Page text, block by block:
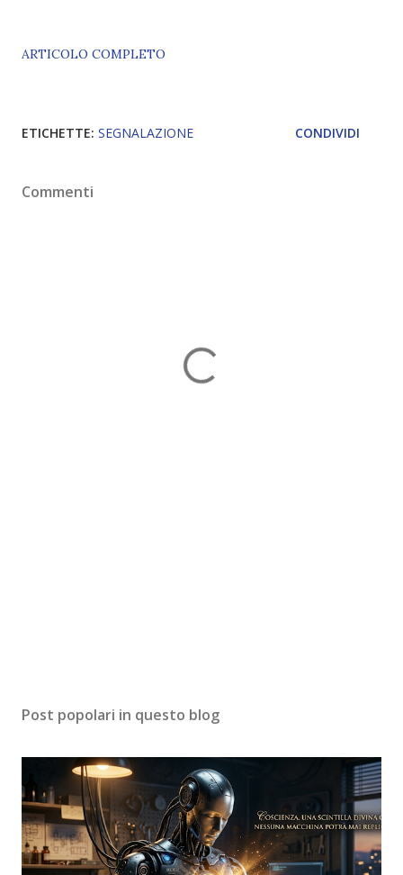
ARTICOLO COMPLETO
ETICHETTE: SEGNALAZIONE CONDIVIDI
Commenti
Post popolari in questo blog